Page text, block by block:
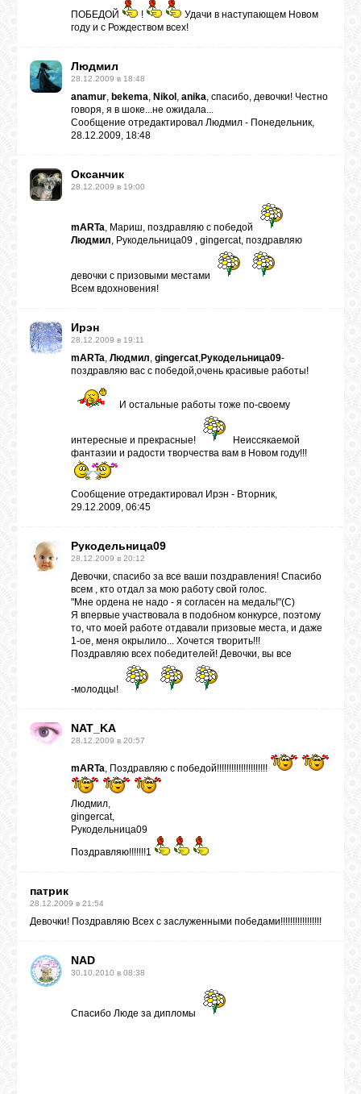
ПОБЕДОЙ
!
Удачи в наступающем Новом
году и с Рождеством всех!
Людмил
28.12.2009 в 18:48
anamur, bekema, Nikol , anika, спасибо, девочки! Честно
говоря, я в шоке...не ожидала...
Сообщение отредактировал Людмил - Понедельник,
28.12.2009, 18:48
Оксанчик
28.12.2009 в 19:00
mARTa, Мариш, поздравляю с победой
Людмил, Рукодельница09 , gingercat, поздравляю
девочки с призовыми местами
Всем вдохновения!
Ирэн
28.12.2009 в 19:11
mARTa, Людмил, gingercat,Рукодельница09-
поздравляю вас с победой,очень красивые работы!
И остальные работы тоже по-своему
интересные и прекрасные!
Неиссякаемой
фантазии и радости творчества вам в Новом году!!!
Сообщение отредактировал Ирэн - Вторник,
29.12.2009, 06:45
Рукодельница09
28.12.2009 в 20:12
Девочки, спасибо за все ваши поздравления! Спасибо
всем , кто отдал за мою работу свой голос.
"Мне ордена не надо - я согласен на медаль!"(С)
Я впервые участвовала в подобном конкурсе, поэтому
то, что моей работе отдавали призовые места, и даже
1-ое, меня окрылило... Хочется творить!!!
Поздравляю всех победителей! Девочки, вы все
-молодцы!
NAT_KA
28.12.2009 в 20:57
mARTa, Поздравляю с победой!!!!!!!!!!!!!!!!!!!!!
Людмил,
gingercat,
Рукодельница09
Поздравляю!!!!!!!1
патрик
28.12.2009 в 21:54
Девочки! Поздравляю Всех с заслуженными победами!!!!!!!!!!!!!!!!!
NAD
30.10.2010 в 08:38
Спасибо Люде за дипломы